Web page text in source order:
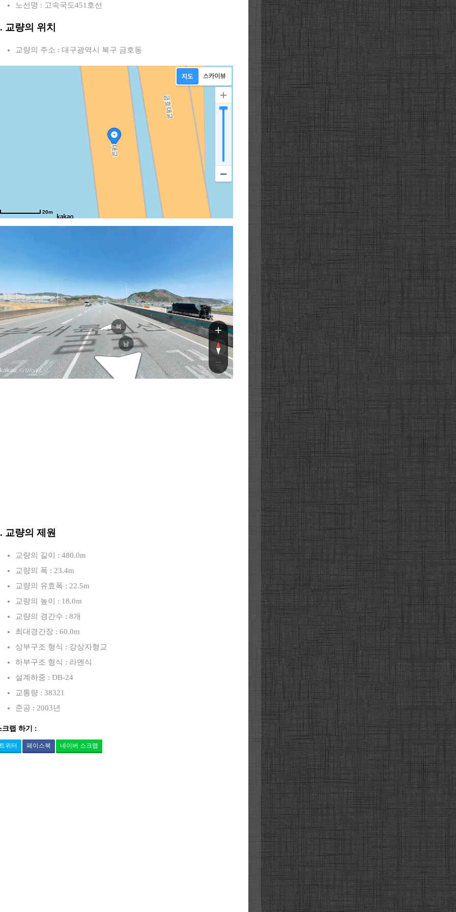
노선명 : 고속국도451호선
교량의 위치
교량의 주소 : 대구광역시 북구 금호동
20m
지선고속
로
도
로
북
남
, KnWorks
교량의 제원
교량의 길이 : 480.0m
교량의 폭 : 23.4m
교량의 유효폭 : 22.5m
교량의 높이 : 18.0m
교량의 경간수 : 8개
최대경간장 : 60.0m
상부구조 형식 : 강상자형교
하부구조 형식 : 라멘식
설계하중 : DB-24
교통량 : 38321
준공 : 2003년
크랩 하기 :
위터 페이스북 네이버 스크랩